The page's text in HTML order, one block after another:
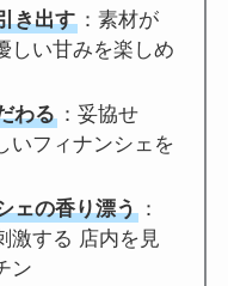
き出す：素材が
しい甘みを楽しめ
わる：妥協せ
いフィナンシェを
ェの香り漂う：
激する 店内を見
ン